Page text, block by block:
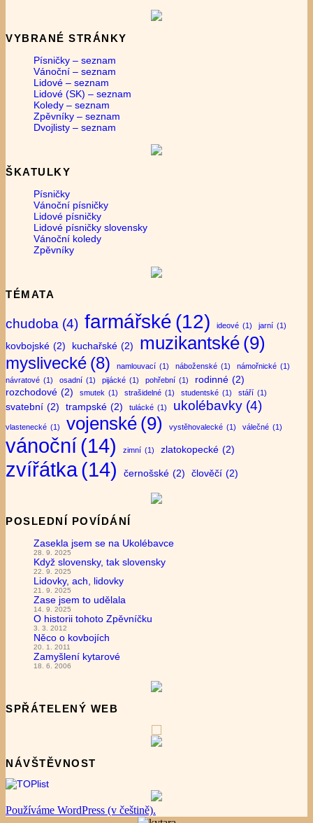
VYBRANÉ STRÁNKY
Písničky – seznam
Vánoční – seznam
Lidové – seznam
Lidové (SK) – seznam
Koledy – seznam
Zpěvníky – seznam
Dvojlisty – seznam
ŠKATULKY
Písničky
Vánoční písničky
Lidové písničky
Lidové písničky slovensky
Vánoční koledy
Zpěvníky
TÉMATA
chudoba (4) farmářské (12) ideové (1) jarní (1)
kovbojské (2) kuchařské (2) muzikantské (9)
myslivecké (8) namlouvací (1) náboženské (1) námořnické (1)
návratové (1) osadní (1) pijácké (1) pohřební (1) rodinné (2)
rozchodové (2) smutek (1) strašidelné (1) studentské (1) stáří (1)
svatební (2) trampské (2) tulácké (1) ukolébavky (4)
vlastenecké (1) vojenské (9) vystěhovalecké (1) válečné (1)
vánoční(14) zimní (1) zlatokopecké (2)
zvířátka(14) černošské (2) člověčí (2)
POSLEDNÍ POVÍDÁNÍ
Zasekla jsem se na Ukolébavce
28. 9. 2025
Když slovensky, tak slovensky
22. 9. 2025
Lidovky, ach, lidovky
21. 9. 2025
Zase jsem to udělala
14. 9. 2025
O historii tohoto Zpěvníčku
3. 3. 2012
Něco o kovbojích
20. 1. 2011
Zamyšlení kytarové
18. 6. 2006
SPŘÁTELENÝ WEB
NÁVŠTĚVNOST
Používáme WordPress (v češtině).